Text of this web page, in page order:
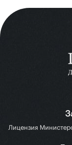
Лицензия